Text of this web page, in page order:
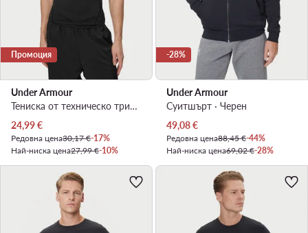
Промоция
Under Armour
Тениска от техническо трико · Черен
Актуална цена
24,99€
Редовна цена30,17 €-17%
Най-ниска цена27,99 €-10%
-28%
Under Armour
Суитшърт · Черен
Актуална цена
49,08€
Редовна цена88,45 €-44%
Най-ниска цена69,02 €-28%